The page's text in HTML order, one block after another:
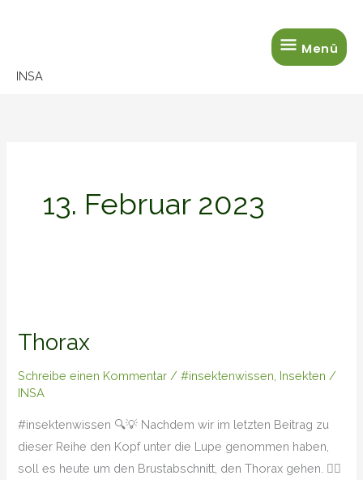
INSA
Menü
Menü
13. Februar 2023
Thorax
Schreibe einen Kommentar /#insektenwissen, Insekten /
INSA
#insektenwissen 🔍💡 Nachdem wir im letzten Beitrag zu
dieser Reihe den Kopf unter die Lupe genommen haben,
soll es heute um den Brustabschnitt, den Thorax gehen. 🕵️‍♀️